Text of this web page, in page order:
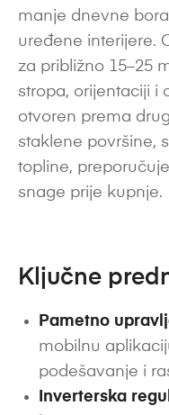
manje dnevne
uređene interijere.
za približno 15–25
stropa, orijentaciji i
otvoren prema
staklene površine,
topline,
snage prije kupnje.
Ključne
Pametno
mobilnu
podešavanje i
Inverterska